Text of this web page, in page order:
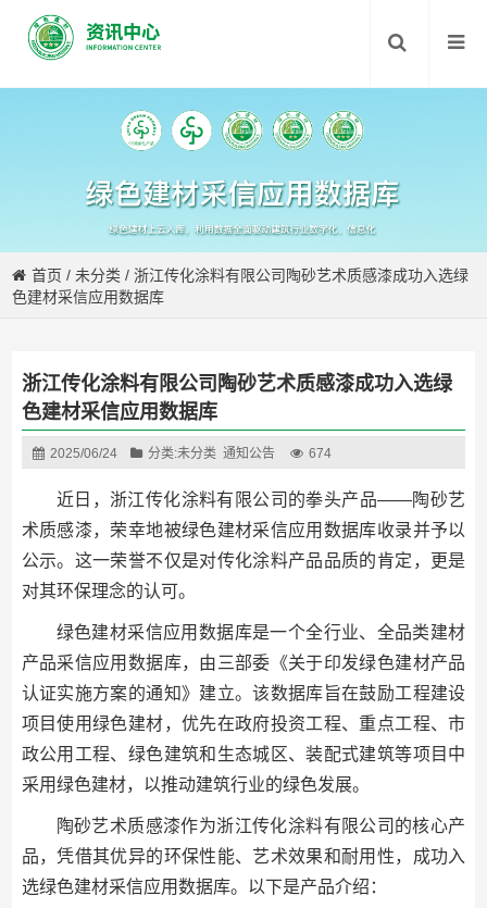
首页 /未分类 /浙江传化涂料有限公司陶砂艺术质感漆成功入选绿
色建材采信应用数据库
浙江传化涂料有限公司陶砂艺术质感漆成功入选绿
色建材采信应用数据库
2025/06/24 分类:未分类 通知公告 674
近日，浙江传化涂料有限公司的拳头产品——陶砂艺
术质感漆，荣幸地被绿色建材采信应用数据库收录并予以
公示。这一荣誉不仅是对传化涂料产品品质的肯定，更是
对其环保理念的认可。
绿色建材采信应用数据库是一个全行业、全品类建材
产品采信应用数据库，由三部委《关于印发绿色建材产品
认证实施方案的通知》建立。该数据库旨在鼓励工程建设
项目使用绿色建材，优先在政府投资工程、重点工程、市
政公用工程、绿色建筑和生态城区、装配式建筑等项目中
采用绿色建材，以推动建筑行业的绿色发展。
陶砂艺术质感漆作为浙江传化涂料有限公司的核心产
品，凭借其优异的环保性能、艺术效果和耐用性，成功入
选绿色建材采信应用数据库。以下是产品介绍：